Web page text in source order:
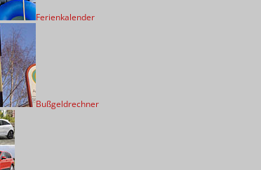
Ferienkalender
Bußgeldrechner